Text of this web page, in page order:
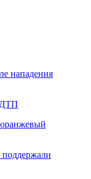
нападения
ДТП
оранжевый
поддержали